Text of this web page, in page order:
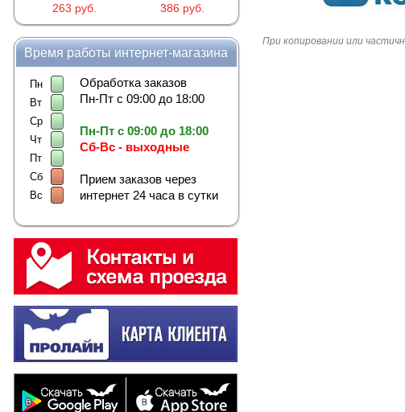
263 руб.
386 руб.
97
Время работы интернет-магазина
Пн
Вт
Ср
Чт
Пт
Сб
Вс
Обработка заказов
Пн-Пт с 09:00 до 18:00
Пн-Пт с 09:00 до 18:00
Сб-Вс - выходные
Прием заказов через
интернет 24 часа в сутки
При копировании или